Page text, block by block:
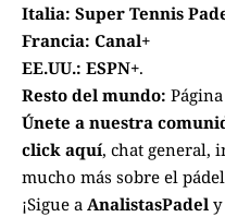
Italia: Super Tennis
Francia: Canal+
EE.UU.: ESPN+.
Resto del mundo:
Únete a nuestra
click aquí, chat general,
mucho más sobre el
¡Sigue a AnalistasPadel